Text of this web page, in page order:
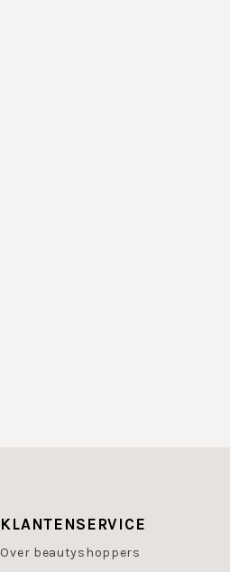
KLANTENSERVICE
Over beautyshoppers